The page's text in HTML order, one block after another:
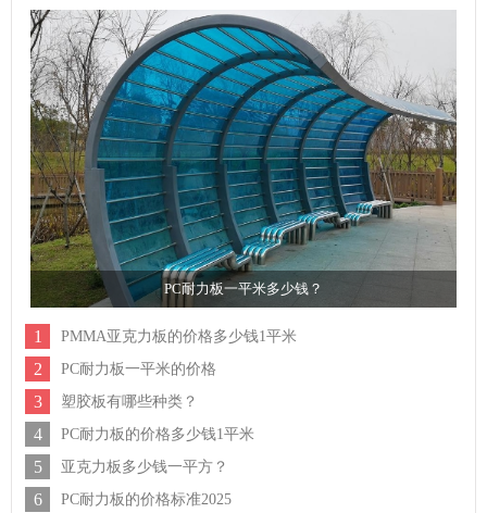
PC耐力板一平米多少钱？
1 PMMA亚克力板的价格多少钱1平米
2 PC耐力板一平米的价格
3 塑胶板有哪些种类？
4 PC耐力板的价格多少钱1平米
5 亚克力板多少钱一平方？
6 PC耐力板的价格标准2025